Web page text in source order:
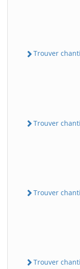
Trouver
Trouver
Trouver
Trouver